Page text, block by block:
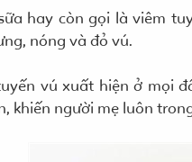
hay còn gọi là viêm
nóng và đỏ vú.
vú xuất hiện ở mọi
khiến người mẹ luôn